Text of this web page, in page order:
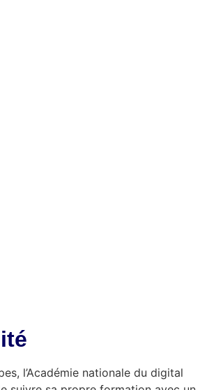
l’Académie nationale du digital